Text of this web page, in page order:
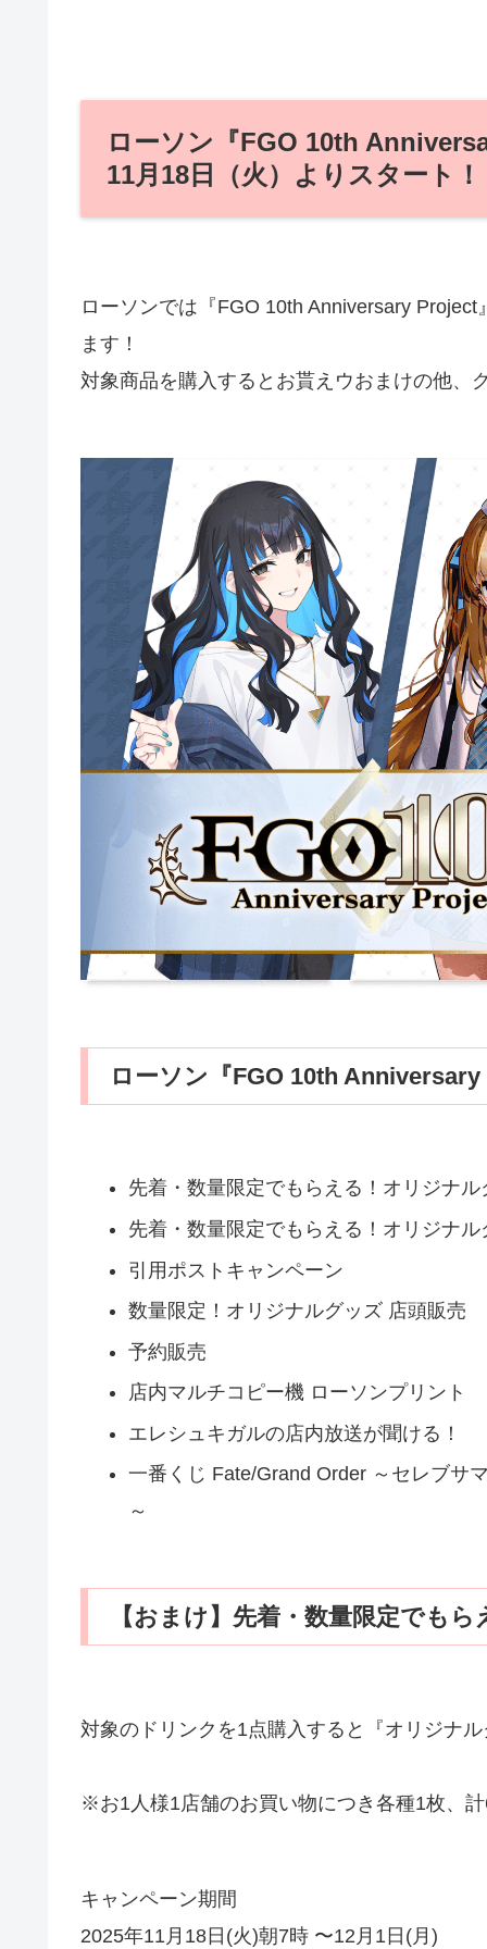
ローソン『FGO 10th
11月18日（火）よりスタート！
ローソンでは『FGO 10th Anniversary
ます！
対象商品を購入するとお貰えウおまけの他、
ローソン『FGO 10th
先着・数量限定でもらえる！オリジナ
先着・数量限定でもらえる！オリジナル
引用ポストキャンペーン
数量限定！オリジナルグッズ 店頭販売
予約販売
店内マルチコピー機 ローソンプリント
エレシュキガルの店内放送が聞ける！
一番くじ Fate/Grand Order ～セレブサ
～
【おまけ】先着・数量限定でも
対象のドリンクを1点購入すると『オリジナ
※お1人様1店舗のお買い物につき各種1枚、
キャンペーン期間
2025年11月18日(火)朝7時 〜12月1日(月)